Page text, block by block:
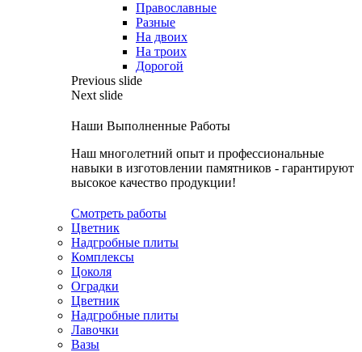
Православные
Разные
На двоих
На троих
Дорогой
Previous slide
Next slide
Наши Выполненные Работы
Наш многолетний опыт и профессиональные
навыки в изготовлении памятников - гарантируют
высокое качество продукции!
Смотреть работы
Цветник
Надгробные плиты
Комплексы
Цоколя
Оградки
Цветник
Надгробные плиты
Лавочки
Вазы